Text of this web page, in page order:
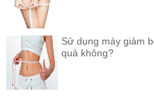
Sử dụng máy giảm
quả không?